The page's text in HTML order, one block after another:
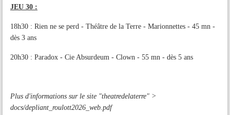
JEU 30 :
18h30 : Rien ne se perd - Théâtre de la Terre - Marionnettes - 45 mn -
dès 3 ans
20h30 : Paradox - Cie Absurdeum - Clown - 55 mn - dès 5 ans
Plus d'informations sur le site "theatredelaterre" >
docs/depliant_roulott2026_web.pdf